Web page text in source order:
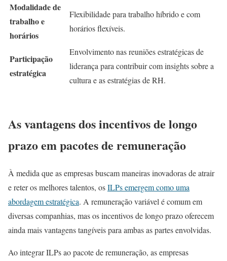
Modalidade de
trabalho e
horários
Flexibilidade para trabalho híbrido e com
horários flexíveis.
Participação
estratégica
Envolvimento nas reuniões estratégicas de
liderança para contribuir com insights sobre a
cultura e as estratégias de RH.
As vantagens dos incentivos de longo
prazo em pacotes de remuneração
À medida que as empresas buscam maneiras inovadoras de atrair
e reter os melhores talentos, osILPs emergem como uma
abordagem estratégica. A remuneração variável é comum em
diversas companhias, mas os incentivos de longo prazo oferecem
ainda mais vantagens tangíveis para ambas as partes envolvidas.
Ao integrar ILPs ao pacote de remuneração, as empresas